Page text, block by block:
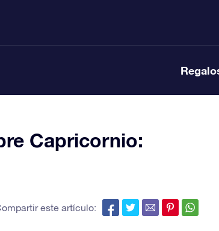
Capricornio:
este artículo: